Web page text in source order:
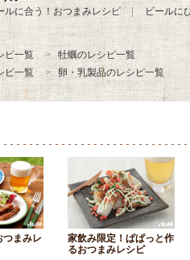
ルに合う！おつまみレシピ ビールに
ピ一覧
牡蠣のレシピ一覧
ピ一覧 卵・乳製品のレシピ一覧
つまみレ
家飲み限定！ぱぱっと作
るおつまみレシピ